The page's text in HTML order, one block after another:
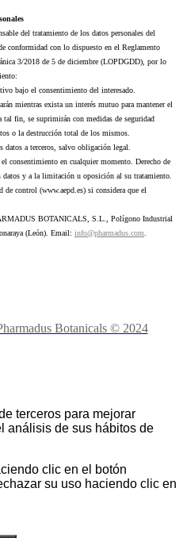
del tratamiento de los datos personales del
conformidad con lo dispuesto en el Reglamento
3/2018 de 5 de diciembre (LOPDGDD), por lo
bajo el consentimiento del interesado.
mientras exista un interés mutuo para mantener el
tal fin, se suprimirán con medidas de seguridad
o la destrucción total de los mismos.
datos a terceros, salvo obligación legal.
el consentimiento en cualquier momento. Derecho de
datos y a la limitación u oposición al su tratamiento.
de control (www.aepd.es) si considera que el
BOTANICALS, S.L., Polígono Industrial
(León). Email: info@pharmadus.com.
Botanicals © 2024
terceros para mejorar
análisis de sus hábitos de
clic en el botón
su uso haciendo clic en